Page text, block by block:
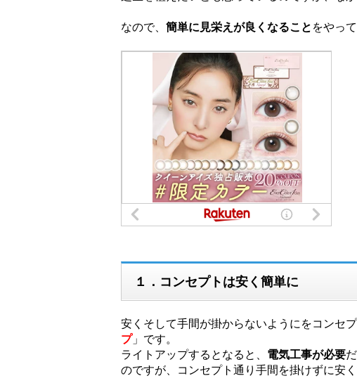
なので、 簡単に見栄えが良くなること をやっ
１．コンセプトは安く簡単に
安くそして手間が掛からないようにをコンセ
プ」です。
ライトアップするとなると、 電気工事が必要
のですが、コンセプト通り手間を掛けずに安く